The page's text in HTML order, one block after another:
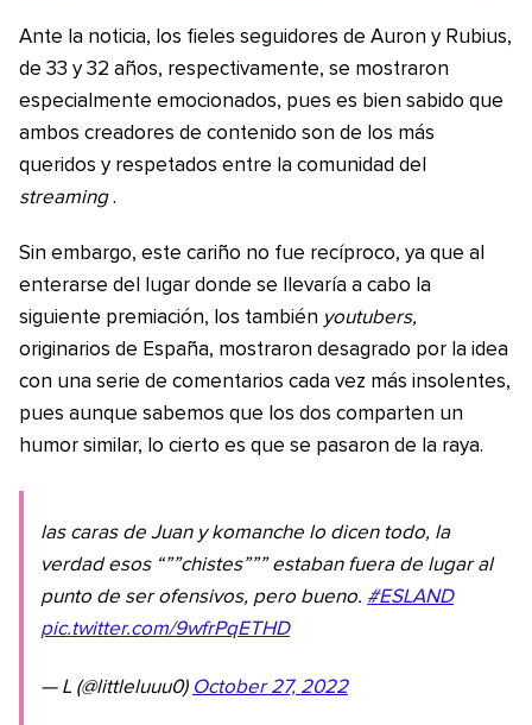
Ante la noticia, los fieles seguidores de Auron y Rubius,
de 33 y 32 años, respectivamente, se mostraron
especialmente emocionados, pues es bien sabido que
ambos creadores de contenido son de los más
queridos y respetados entre la comunidad del
streaming .
Sin embargo, este cariño no fue recíproco, ya que al
enterarse del lugar donde se llevaría a cabo la
siguiente premiación, los también youtubers,
originarios de España, mostraron desagrado por la idea
con una serie de comentarios cada vez más insolentes,
pues aunque sabemos que los dos comparten un
humor similar, lo cierto es que se pasaron de la raya.
las caras de Juan y komanche lo dicen todo, la
verdad esos “””chistes””” estaban fuera de lugar al
punto de ser ofensivos, pero bueno. #ESLAND
pic.twitter.com/9wfrPqETHD
— L (@littleluuu0) October 27, 2022